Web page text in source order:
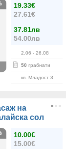
19.33€
27.61€
37.81лв
54.00лв
2.06 - 26.08
50 грабнати
кв. Младост 3
на
сол
10.00€
15.00€